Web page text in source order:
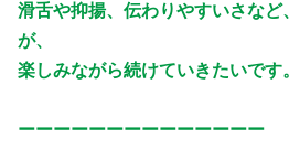
滑舌や抑揚、伝わりやすいさな
が、
楽しみながら続けていきたいです
ーーーーーーーーーーーーーー